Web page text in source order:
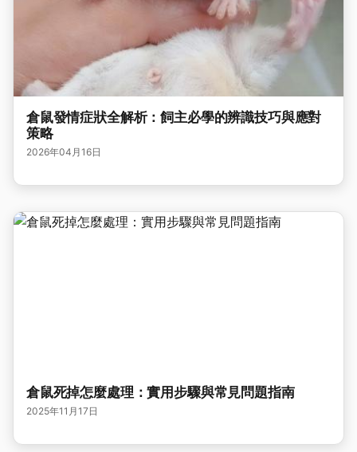
倉鼠發情症狀全解析：飼主必學的辨識技巧與應對
策略
2026年04月16日
倉鼠死掉怎麼處理：實用步驟與常見問題指南
2025年11月17日